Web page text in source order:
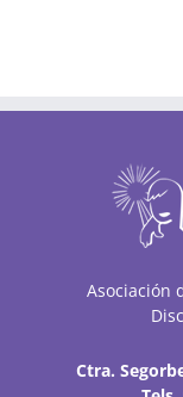
Asociación
Ctra.